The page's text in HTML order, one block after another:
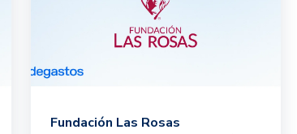
Fundación Las Rosas